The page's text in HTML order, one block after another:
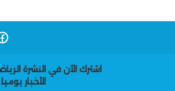
اشترك الآن في النشرة
الأخبار يوميا